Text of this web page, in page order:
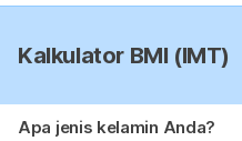
Kalkulator BMI (IMT)
Apa jenis kelamin Anda?